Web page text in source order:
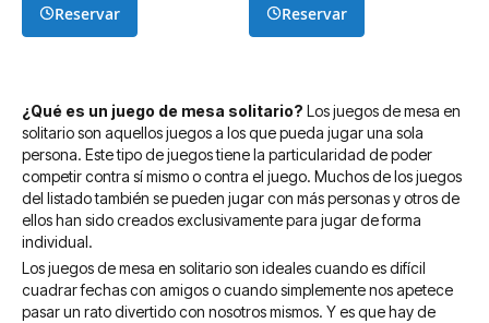
Reservar Reservar
¿Qué es un juego de mesa solitario? Los juegos de mesa en
solitario son aquellos juegos a los que pueda jugar una sola
persona. Este tipo de juegos tiene la particularidad de poder
competir contra sí mismo o contra el juego. Muchos de los juegos
del listado también se pueden jugar con más personas y otros de
ellos han sido creados exclusivamente para jugar de forma
individual.
Los juegos de mesa en solitario son ideales cuando es difícil
cuadrar fechas con amigos o cuando simplemente nos apetece
pasar un rato divertido con nosotros mismos. Y es que hay de